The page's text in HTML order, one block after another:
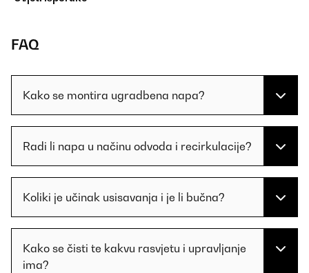
FAQ
Kako se montira ugradbena napa?
Radi li napa u načinu odvoda i recirkulacije?
Koliki je učinak usisavanja i je li bučna?
Kako se čisti te kakvu rasvjetu i upravljanje
ima?